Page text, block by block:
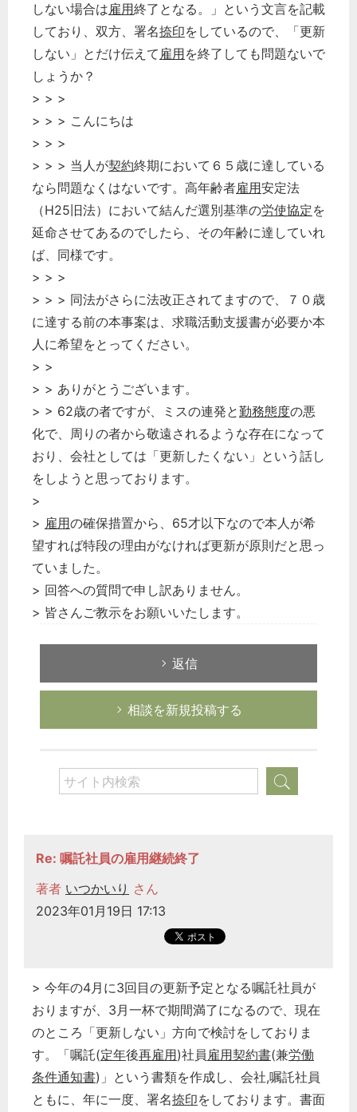
しない場合は雇用終了となる。」という文言を記載
しており、双方、署名捺印をしているので、「更新
しない」とだけ伝えて 雇用を終了しても問題ないで
しょうか？
> > >
> > > こんにちは
> > >
> > > 当人が契約終期において６５歳に達している
なら問題なくはないです。高年齢者雇用安定法
（H25旧法）において結んだ選別基準の労使協定を
延命させてあるのでしたら、その年齢に達していれ
ば、同様です。
> > >
> > > 同法がさらに法改正されてますので、７０歳
に達する前の本事案は、求職活動支援書が必要か本
人に希望をとってください。
> >
> > ありがとうございます。
> > 62歳の者ですが、ミスの連発と勤務態度の悪
化で、周りの者から敬遠されるような存在になって
おり、会社としては「更新したくない」という話し
をしようと思っております。
>
> 雇用の確保措置から、65才以下なので本人が希
望すれば特段の理由がなければ更新が原則だと思っ
ていました。
> 回答への質問で申し訳ありません。
> 皆さんご教示をお願いいたします。
返信
相談を新規投稿する
Re: 嘱託社員の雇用継続終了
著者 いつかいり さん
2023年01月19日 17:13
> 今年の4月に3回目の更新予定となる嘱託社員が
おりますが、3月一杯で期間満了になるので、現在
のところ「更新しない」方向で検討をしておりま
す。「嘱託(定年後再雇用)社員 雇用契約書(兼労働
条件通知書)」という書類を作成し、会社,嘱託社員
ともに、年に一度、署名捺印をしております。書面
どのカテゴリーに投稿しますか？
選択してください
労務管理
税務経理
企業法務